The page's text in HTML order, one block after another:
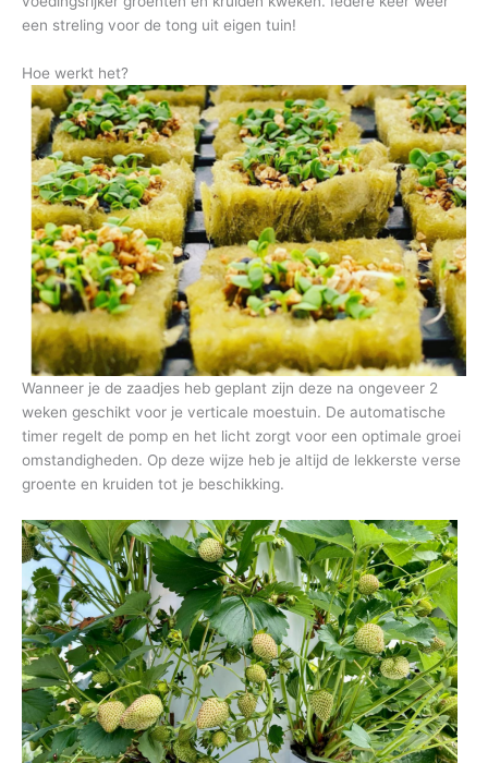
een streling voor de tong uit eigen tuin!
Hoe werkt het?
Wanneer je de zaadjes heb geplant zijn deze na ongeveer 2
weken geschikt voor je verticale moestuin. De automatische
timer regelt de pomp en het licht zorgt voor een optimale groei
omstandigheden. Op deze wijze heb je altijd de lekkerste verse
groente en kruiden tot je beschikking.